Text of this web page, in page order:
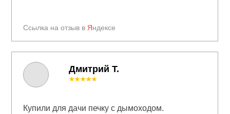
Ссылка на отзыв в Яндексе
★★★★★
Купили для дачи печку с дымоходом.
Дмитрий Т.